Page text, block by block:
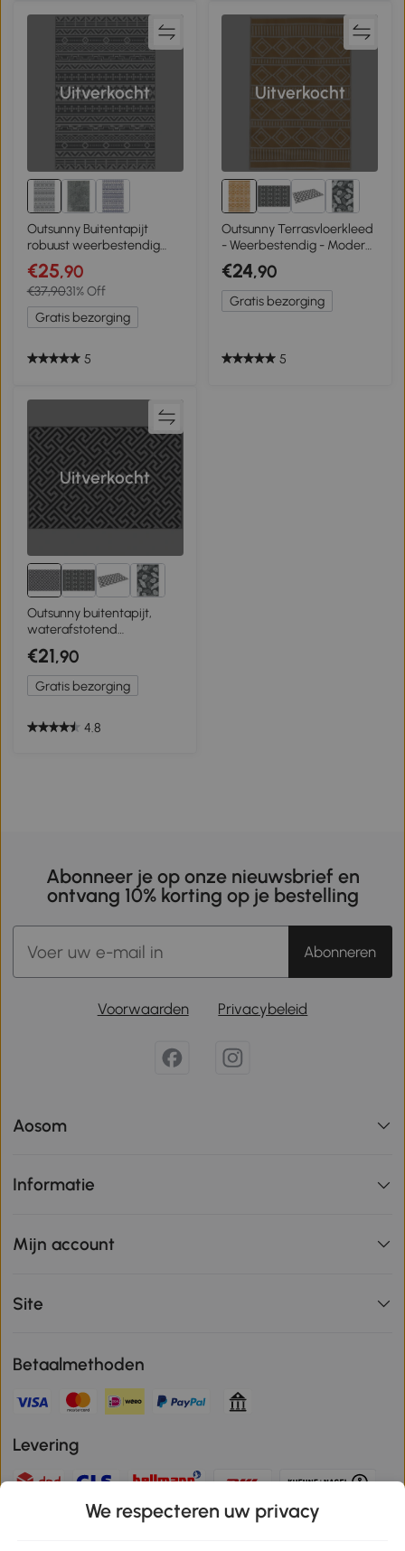
Uitverkocht
Outsunny Buitentapijt
robuust weerbestendig
buitentapijt, vloerkleed in
boho-stijl, buitentapijt voor
woonkamer balkon
€25,90
€37,9031% Off
Gratis bezorging
5
Uitverkocht
Outsunny Terrasvloerkleed
- Weerbestendig - Modern
Ontwerp - 121 cm x 182 cm
x 0,3 cm - Groen + Crème
€24,90
Gratis bezorging
5
Uitverkocht
Outsunny buitentapijt,
waterafstotend
kunststoftapijt 152 x 243 cm
€21,90
Gratis bezorging
4.8
Abonneer je op onze nieuwsbrief en
ontvang 10% korting op je bestelling
Abonneren
Voorwaarden Privacybeleid
Aosom
Informatie
Mijn account
Site
Betaalmethoden
Levering
Veilige betaling
We respecteren uw privacy